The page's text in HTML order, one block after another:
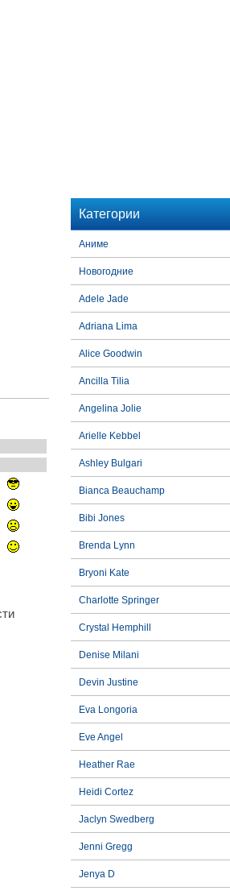
Категории
Аниме
Новогодние
Adele Jade
Adriana Lima
Alice Goodwin
Ancilla Tilia
Angelina Jolie
Arielle Kebbel
Ashley Bulgari
Bianca Beauchamp
Bibi Jones
Brenda Lynn
Bryoni Kate
Charlotte Springer
Crystal Hemphill
Denise Milani
Devin Justine
Eva Longoria
Eve Angel
Heather Rae
Heidi Cortez
Jaclyn Swedberg
Jenni Gregg
Jenya D